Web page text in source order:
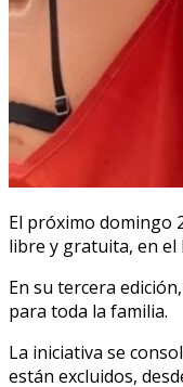
El próximo domingo
libre y gratuita, en el
En su tercera
para toda la familia.
La iniciativa se
están excluidos,